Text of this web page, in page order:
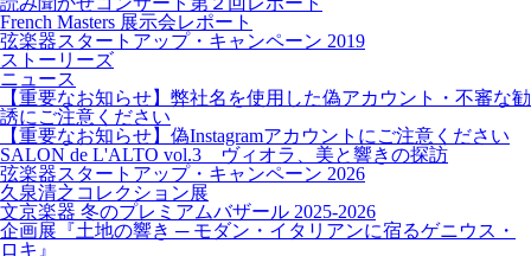
French Masters 展示会レポート
弦楽器スタートアップ・キャンペーン 2019
ストーリーズ
ニュース
【重要なお知らせ】弊社名を使用した偽アカウント・不審な勧
誘にご注意ください
【重要なお知らせ】偽Instagramアカウントにご注意ください
SALON de L'ALTO vol.3 ヴィオラ、美と響きの探訪
弦楽器スタートアップ・キャンペーン 2026
久泉清之コレクション展
文京楽器 冬のプレミアムバザール 2025-2026
企画展『土地の響き ─ モダン・イタリアンに宿るゲニウス・
ロキ』